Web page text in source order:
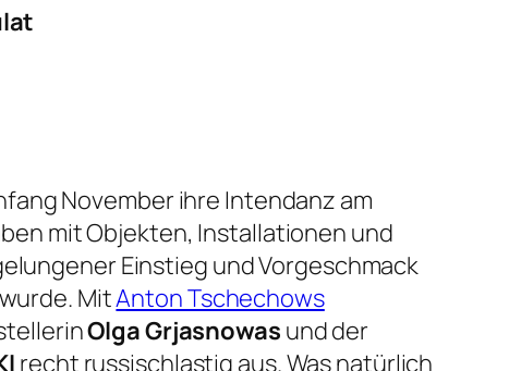
November ihre Intendanz am
mit Objekten, Installationen und
Einstieg und Vorgeschmack
MitAnton Tschechows
Olga Grjasnowas und der
recht russischlastig aus. Was natürlich